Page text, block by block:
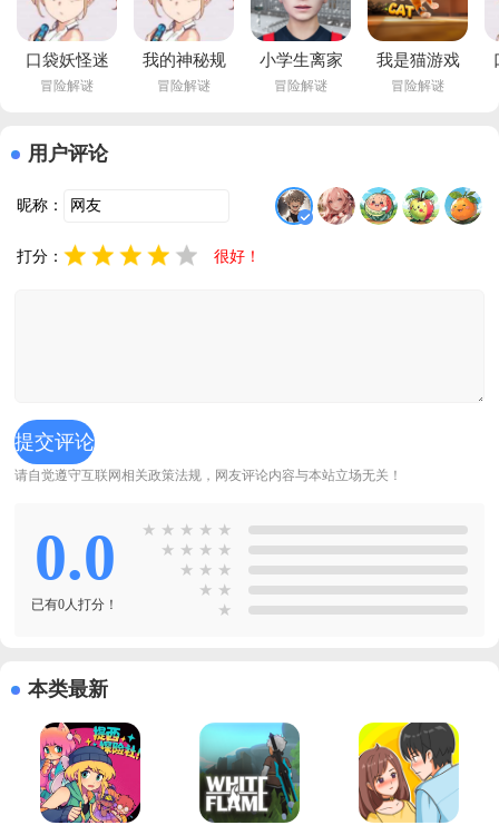
口袋妖怪迷
之规则官方
最新版
冒险解谜
我的神秘规
则(Pokémon
冒险解谜
小学生离家
出走游戏中
冒险解谜
我是猫游戏
(I Am
冒险解谜
用户评论
昵称：
打分： 很好！
请自觉遵守互联网相关政策法规，网友评论内容与本站立场无关！
0.0
已有0人打分！
★ ★ ★ ★ ★
★ ★ ★ ★
★ ★ ★
★ ★
★
本类最新